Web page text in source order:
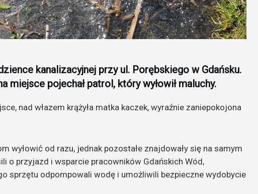
kanalizacyjnej przy ul. Porębskiego w Gdańsku.
miejsce pojechał patrol, który wyłowił maluchy.
nad włazem krążyła matka kaczek, wyraźnie zaniepokojona
wyłowić od razu, jednak pozostałe znajdowały się na samym
o przyjazd i wsparcie pracowników Gdańskich Wód,
sprzętu odpompowali wodę i umożliwili bezpieczne wydobycie